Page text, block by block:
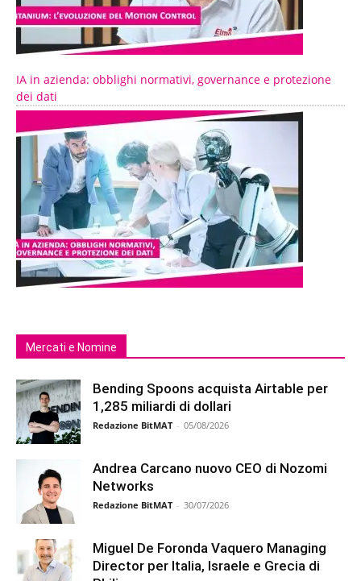
IA in azienda: obblighi normativi, governance e protezione
dei dati
Mercati e Nomine
Bending Spoons acquista Airtable per
1,285 miliardi di dollari
Redazione BitMAT - 05/08/2026
Andrea Carcano nuovo CEO di Nozomi
Networks
Redazione BitMAT - 30/07/2026
Miguel De Foronda Vaquero Managing
Director per Italia, Israele e Grecia di